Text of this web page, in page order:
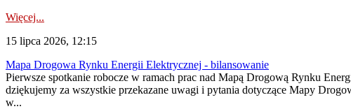
Więcej...
15 lipca 2026, 12:15
Mapa Drogowa Rynku Energii Elektrycznej - bilansowanie
Pierwsze spotkanie robocze w ramach prac nad Mapą Drogową Rynku
dziękujemy za wszystkie przekazane uwagi i pytania dotyczące Mapy
w...